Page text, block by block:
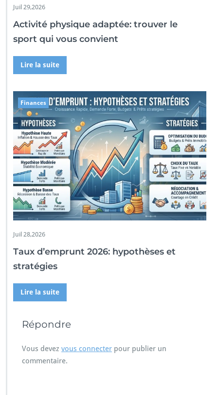
Juil 29,2026
Activité physique adaptée: trouver le
sport qui vous convient
Lire la suite
Finances
Juil 28,2026
Taux d’emprunt 2026: hypothèses et
stratégies
Lire la suite
Répondre
Vous devez vous connecter pour publier un
commentaire.